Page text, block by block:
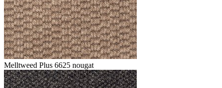
Melltweed Plus 6625 nougat